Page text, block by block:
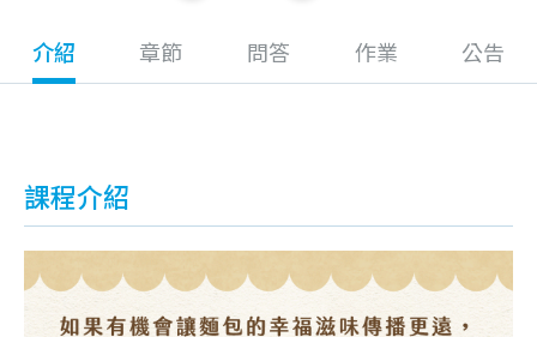
介紹 章節 問答 作業 公告
課程介紹